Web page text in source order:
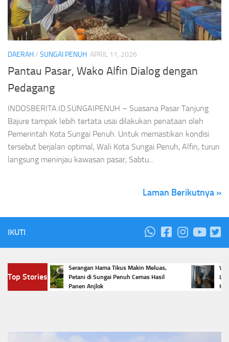
DAERAH/ SUNGAI PENUH APRIL 11, 2026
Pantau Pasar, Wako Alfin Dialog dengan
Pedagang
INDOSBERITA.ID.SUNGAIPENUH – Suasana Pasar Tanjung
Bajure tampak lebih tertata usai dilakukan penataan oleh
Pemerintah Kota Sungai Penuh. Untuk memastikan kondisi
tersebut berjalan optimal, Wali Kota Sungai Penuh, Alfin, turun
langsung meninjau kawasan pasar, Sabtu...
Laman Berikutnya »
IKUTI
Top Stories
Serangan Hama Tikus Makin Meluas,
Petani di Sungai Penuh Cemas Hasil
Panen Anjlok
Viral
Listrik